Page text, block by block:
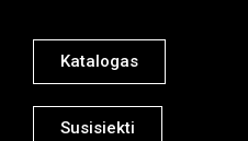
Katalogas
Susisiekti